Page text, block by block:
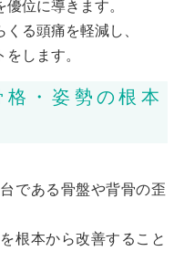
位に導きます。
る頭痛を軽減し、
します。
・姿勢の根本
である骨盤や背骨の歪
根本から改善すること